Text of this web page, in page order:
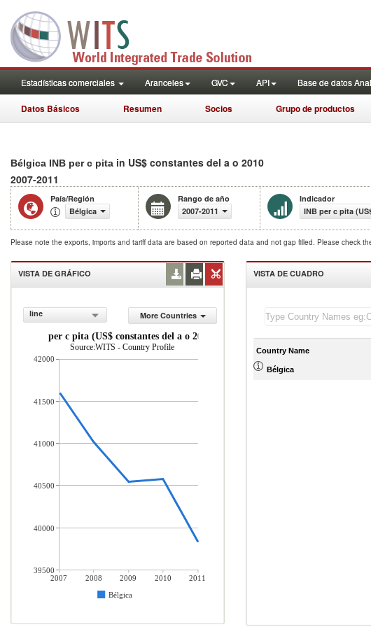
Estadísticas comerciales Aranceles GVC API Base de datos
Datos Básicos Resumen Socios Grupo de productos
Bélgica INB per c pita in US$ constantes del a o 2010
2007-2011
País/Región
Bélgica
Rango de año
2007-2011
Indicador
INB per c pita
Please note the exports, imports and tariff data are based on reported data and not gap filled. Please check
VISTA DE GRÁFICO
line
More Countries
INB per c pita (US$ constantes del a o 2010)
Source:WITS - Country Profile
2007 2008 2009 2010
2011
Bélgica
42000
41500
41000
40500
40000
39500
VISTA DE CUADRO
Country Name
Bélgica